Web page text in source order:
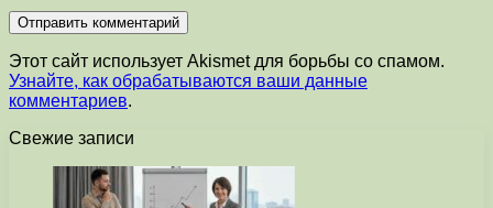
Этот сайт использует Akismet для борьбы со спамом.
Узнайте, как обрабатываются ваши данные
комментариев.
Свежие записи